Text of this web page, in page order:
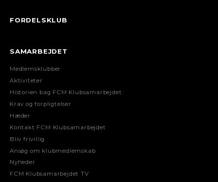
FORDELSKLUB
SAMARBEJDET
Medlemsklubber
Aktiviteter
Historien bag FCM Klubsamarbejdet
Krav og forpligtelser
Hæder
Kontakt FCM Klubsamarbejdet
Bliv frivillig
Ansøg om klubmedlemskab
Nyheder
FCM Klubsamarbejdet TV